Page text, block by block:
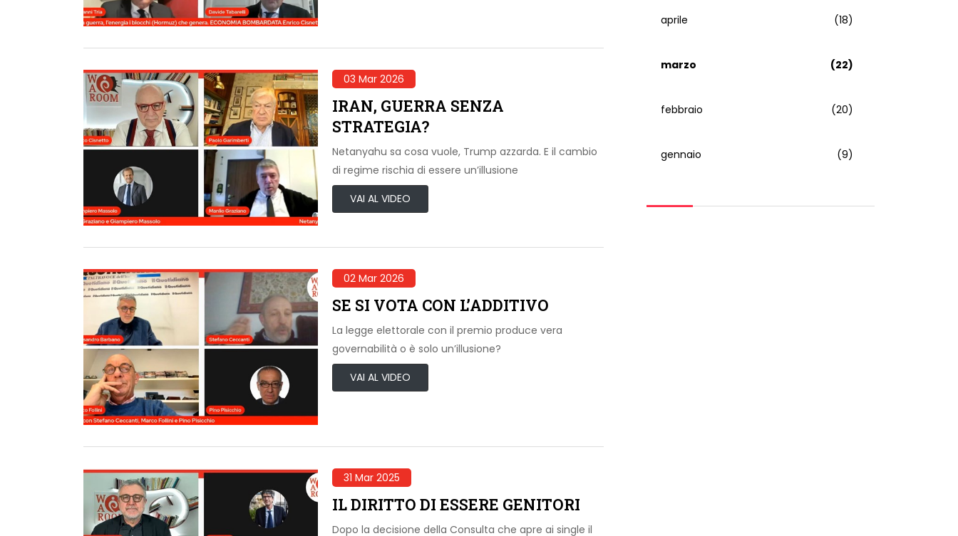
03 Mar 2026
IRAN, GUERRA SENZA
STRATEGIA?
Netanyahu sa cosa vuole, Trump azzarda. E il cambio
di regime rischia di essere un’illusione
VAI AL VIDEO
02 Mar 2026
SE SI VOTA CON L’ADDITIVO
La legge elettorale con il premio produce vera
governabilità o è solo un’illusione?
VAI AL VIDEO
31 Mar 2025
IL DIRITTO DI ESSERE GENITORI
Dopo la decisione della Consulta che apre ai single il
aprile (18)
marzo (22)
febbraio (20)
gennaio (9)